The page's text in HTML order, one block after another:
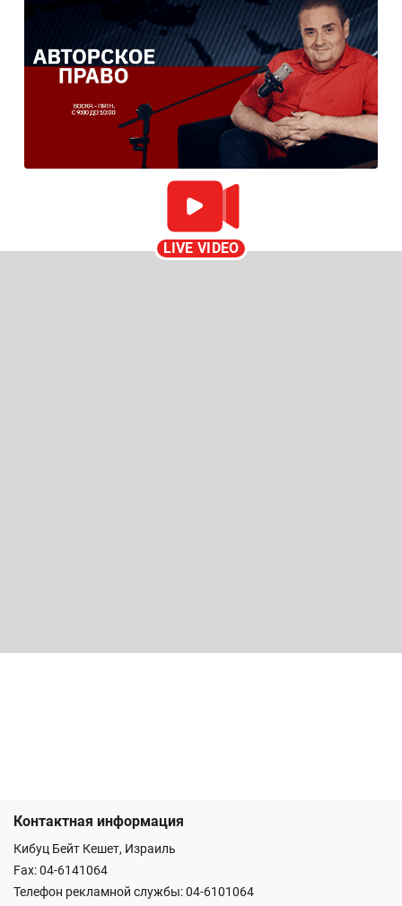
LIVE VIDEO
Контактная информация
Кибуц Бейт Кешет, Израиль
Fax: 04-6141064
Телефон рекламной службы: 04-6101064